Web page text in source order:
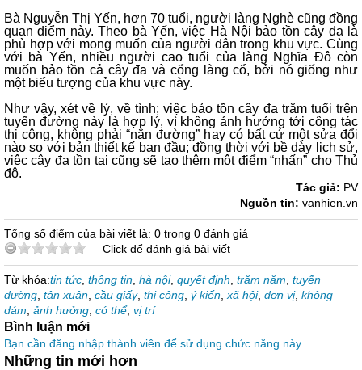
Bà Nguyễn Thị Yến, hơn 70 tuổi, người làng Nghè cũng đồng
quan điểm này. Theo bà Yến, việc Hà Nội bảo tồn cây đa là
phù hợp với mong muốn của người dân trong khu vực. Cùng
với bà Yến, nhiều người cao tuổi của làng Nghĩa Đô còn
muốn bảo tồn cả cây đa và cổng làng cổ, bởi nó giống như
một biểu tượng của khu vực này.
Như vậy, xét về lý, về tình; việc bảo tồn cây đa trăm tuổi trên
tuyến đường này là hợp lý, vì không ảnh hưởng tới công tác
thi công, không phải “nắn đường” hay có bất cứ một sửa đổi
nào so với bản thiết kế ban đầu; đồng thời với bề dày lịch sử,
việc cây đa tồn tại cũng sẽ tạo thêm một điểm “nhấn” cho Thủ
đô.
Tác giả: PV
Nguồn tin: vanhien.vn
Tổng số điểm của bài viết là: 0 trong 0 đánh giá
Click để đánh giá bài viết
Từ khóa:tin tức thông tin hà nội, quyết định trăm năm tuyến
đường tân xuân cầu giấy, thi công ý kiến xã hội, đơn vị, không
dám ảnh hưởng có thể, vị trí
Bình luận mới
Bạn cần đăng nhập thành viên để sử dụng chức năng này
Những tin mới hơn